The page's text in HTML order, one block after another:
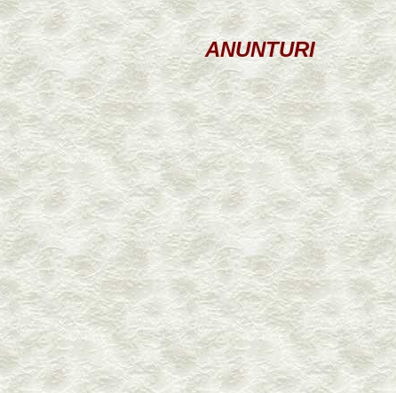
ANUNTURI